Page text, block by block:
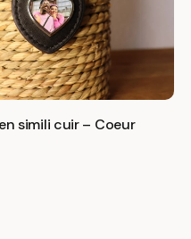
simili cuir – Coeur